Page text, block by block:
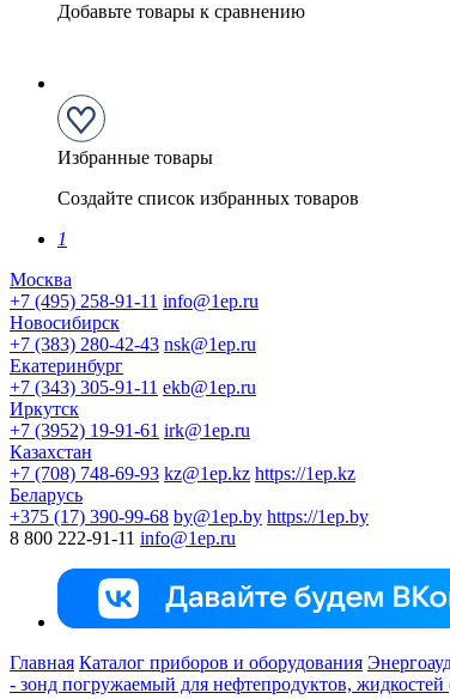
Добавьте товары к сравнению
Избранные товары
Создайте список избранных товаров
1
Москва
+7 (495) 258-91-11 info@1ep.ru
Новосибирск
+7 (383) 280-42-43 nsk@1ep.ru
Екатеринбург
+7 (343) 305-91-11 ekb@1ep.ru
Иркутск
+7 (3952) 19-91-61 irk@1ep.ru
Казахстан
+7 (708) 748-69-93 kz@1ep.kz https://1ep.kz
Беларусь
+375 (17) 390-99-68 by@1ep.by https://1ep.by
8 800 222-91-11 info@1ep.ru
Главная Каталог приборов и оборудования
- зонд погружаемый для нефтепродуктов,